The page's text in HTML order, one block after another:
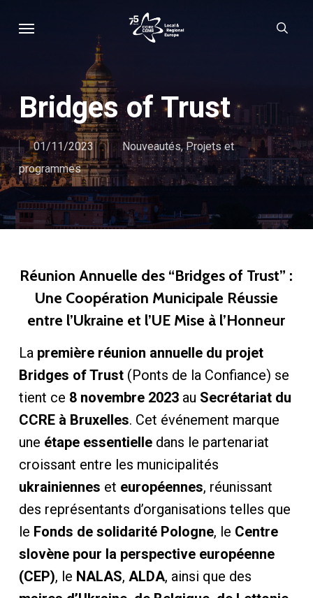
Bridges of Trust
01/11/2023 Nouveautés,Projets et
programmes
Réunion Annuelle des “Bridges of Trust” :
Une Coopération Municipale Réussie
entre l’Ukraine et l’UE Mise à l’Honneur
La première réunion annuelle du projet
Bridges of Trust(Ponts de la Confiance) se
tient ce 8 novembre 2023au Secrétariat du
CCRE à Bruxelles. Cet événement marque
une étape essentielledans le partenariat
croissant entre les municipalités
ukrainiennes et européennes, réunissant
des représentants d’organisations telles que
le Fonds de solidarité Pologne, le Centre
slovène pour la perspective européenne
(CEP), le NALAS, ALDA, ainsi que des